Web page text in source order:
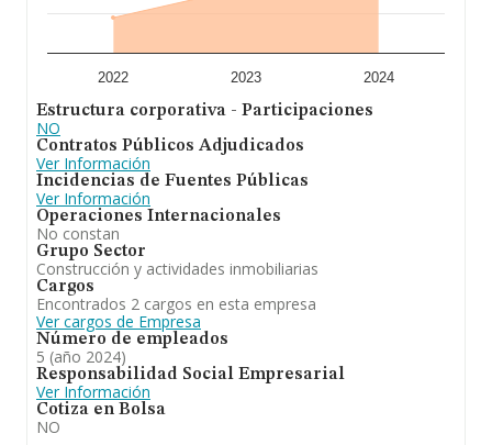
Por último, con el fin de ampliar la información relativa
al ámbito de la empresa, la media de empleados es de
constitución.
Duero S.Aes la sociedad tendrá como objeto social:
compraventa de bienes inmobiliarios por cuenta propia
(cnae 6810). alquiler de bienes inmobiliarios por cuenta
propia (cnae 6820). agentes de la propiedad inmobiliaria
(cnae 6831). gestión y administración de la propiedad
inmobiliaria (cnae 6832).. Frente al 2023, en el ranking
nacional, de todas las empresas en España, la empresa
ha experimentado una mejora.
2022 2023 2024
Estructura corporativa - Participaciones
NO
Contratos Públicos Adjudicados
Ver Información
Incidencias de Fuentes Públicas
Ver Información
Operaciones Internacionales
No constan
Grupo Sector
Construcción y actividades inmobiliarias
Cargos
Encontrados 2 cargos en esta empresa
Ver cargos de Empresa
Número de empleados
5 (año 2024)
Responsabilidad Social Empresarial
Ver Información
Cotiza en Bolsa
NO